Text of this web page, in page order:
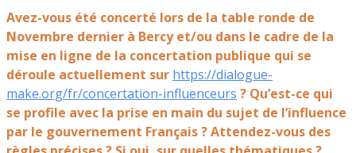
Avez-vous été concerté lors de la table ronde de
Novembre dernier à Bercy et/ou dans le cadre de la
mise en ligne de la concertation publique qui se
déroule actuellement sur https://dialogue-
make.org/fr/concertation-influenceurs ? Qu’est-ce qui
se profile avec la prise en main du sujet de l’influence
par le gouvernement Français ? Attendez-vous des